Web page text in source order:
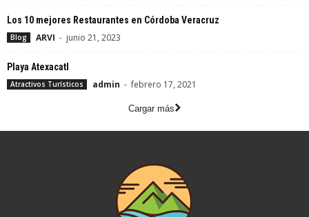
Los 10 mejores Restaurantes en Córdoba Veracruz
Blog ARVI - junio 21, 2023
Playa Atexacatl
Atractivos Turísticos admin - febrero 17, 2021
Cargar más